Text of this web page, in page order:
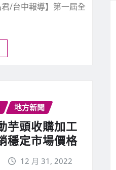
君/台中報導】第一屆全
地方新聞
芋頭收購加工
穩定市場價格
12 月 31, 2022